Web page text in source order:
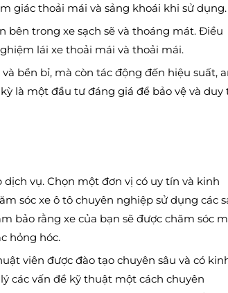
giác thoải mái và sảng khoái khi sử dụng.
bên trong xe sạch sẽ và thoáng mát. Điều
lái xe thoải mái và thoải mái.
bền bỉ, mà còn tác động đến hiệu suất,
là một đầu tư đáng giá để bảo vệ và duy
vụ. Chọn một đơn vị có uy tín và kinh
sóc xe ô tô chuyên nghiệp sử dụng các
bảo rằng xe của bạn sẽ được chăm sóc
hỏng hóc.
viên được đào tạo chuyên sâu và có
các vấn đề kỹ thuật một cách chuyên